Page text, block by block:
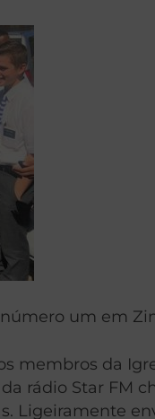
número um em
membros da
rádio Star FM
Ligeiramente